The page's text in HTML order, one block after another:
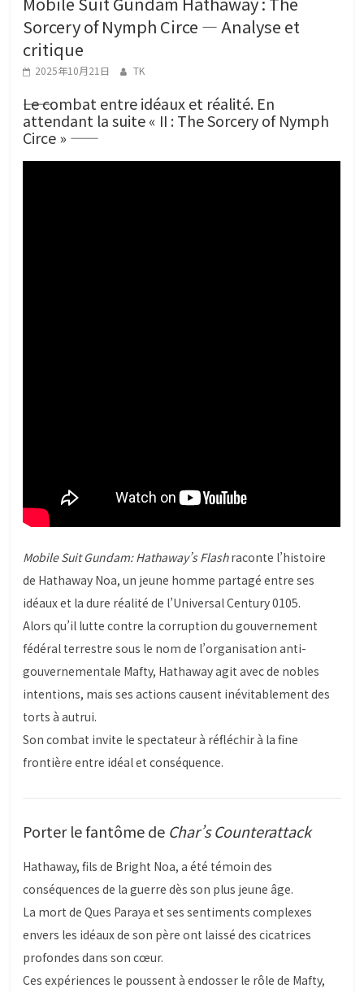
Sorcery of Nymph Circe — Analyse et
critique
2025年10月21日 TK
――Le combat entre idéaux et réalité. En
attendant la suite « II : The Sorcery of Nymph
Circe » ――
Mobile Suit Gundam: Hathaway’s Flashraconte l’histoire
de Hathaway Noa, un jeune homme partagé entre ses
idéaux et la dure réalité de l’Universal Century 0105.
Alors qu’il lutte contre la corruption du gouvernement
fédéral terrestre sous le nom de l’organisation anti-
gouvernementale Mafty, Hathaway agit avec de nobles
intentions, mais ses actions causent inévitablement des
torts à autrui.
Son combat invite le spectateur à réfléchir à la fine
frontière entre idéal et conséquence.
Porter le fantôme de Char’s Counterattack
Hathaway, fils de Bright Noa, a été témoin des
conséquences de la guerre dès son plus jeune âge.
La mort de Ques Paraya et ses sentiments complexes
envers les idéaux de son père ont laissé des cicatrices
profondes dans son cœur.
Ces expériences le poussent à endosser le rôle de Mafty,